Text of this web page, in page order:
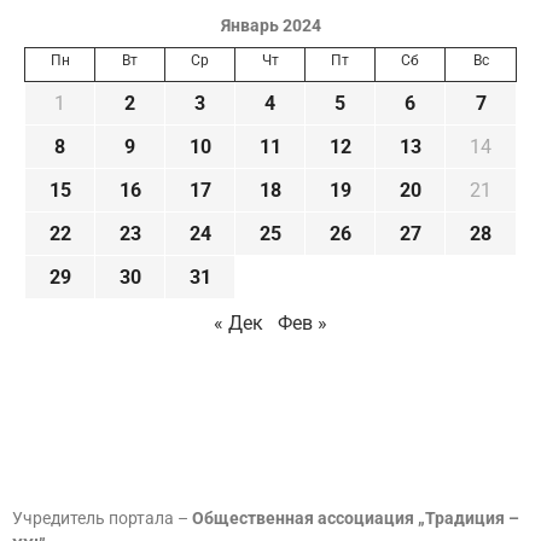
Январь 2024
Пн Вт Ср Чт Пт Сб Вс
1 2 3 4 5 6
7
8
9 10 11 12 13
14
15
16 17 18 19 20
21
22
23 24 25 26 27
28
29
30
31
« Дек
Фев »
Учредитель портала – Общественная ассоциация „Традиция –